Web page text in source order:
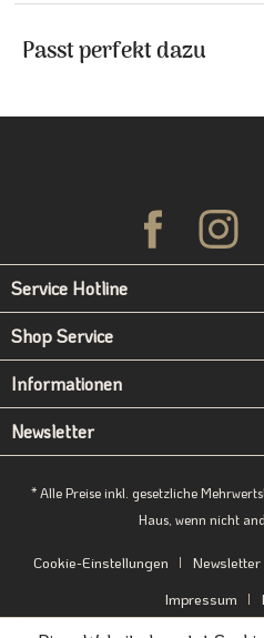
Passt perfekt dazu
Service Hotline
Shop Service
Informationen
Newsletter
* Alle Preise inkl. gesetzliche
Haus, wenn nicht
Cookie-Einstellungen Newsletter
Impressum